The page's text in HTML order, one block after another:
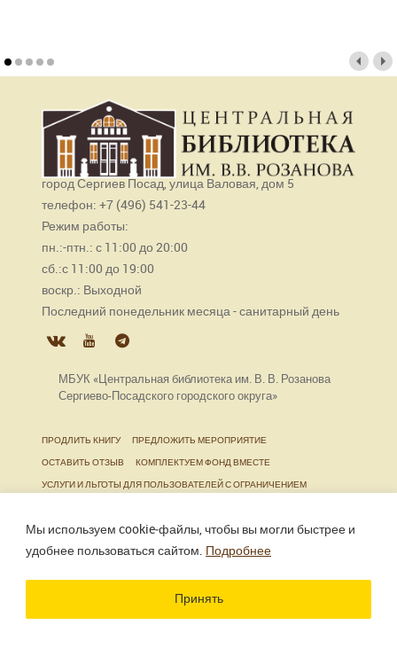
Мы используем cookie‑файлы, чтобы вы могли быстрее и
удобнее пользоваться сайтом. Подробнее
Принять
город Сергиев Посад, улица Валовая, дом 5
телефон: +7 (496) 541-23-44
Режим работы:
пн.:-птн.: с 11:00 до 20:00
сб.:с 11:00 до 19:00
воскр.: Выходной
Последний понедельник месяца - санитарный день
МБУК «Центральная библиотека им. В. В. Розанова
Сергиево-Посадского городского округа»
ПРОДЛИТЬ КНИГУ
ПРЕДЛОЖИТЬ МЕРОПРИЯТИЕ
ОСТАВИТЬ ОТЗЫВ
КОМПЛЕКТУЕМ ФОНД ВМЕСТЕ
УСЛУГИ И ЛЬГОТЫ ДЛЯ ПОЛЬЗОВАТЕЛЕЙ С ОГРАНИЧЕНИЕМ
ЖИЗНЕДЕЯТЕЛЬНОСТИ
Использование материалов сайта разрешено только
при наличии активной ссылки.